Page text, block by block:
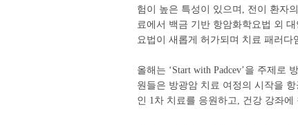
험이 높은 특성이 있으며, 전이 환자
료에서 백금 기반 항암화학요법 외
요법이 새롭게 허가되며 치료 패러다
올해는 ‘Start with Padcev’을 주제
원들은 방광암 치료 여정의 시작을
인 1차 치료를 응원하고, 건강 강좌에